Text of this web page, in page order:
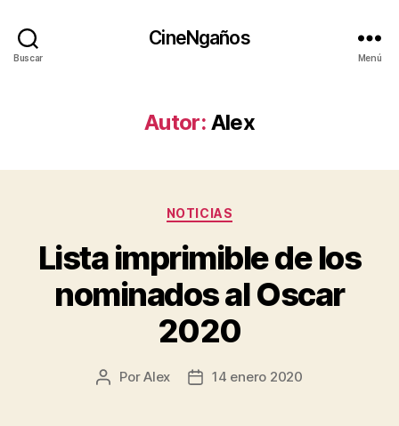
Buscar
CineNgaños
Menú
Autor: Alex
Categorías
NOTICIAS
Lista imprimible de los
nominados al Oscar
2020
Autor
PorAlex
Fecha14 enero 2020